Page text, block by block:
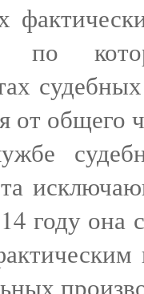
по
от общего
году